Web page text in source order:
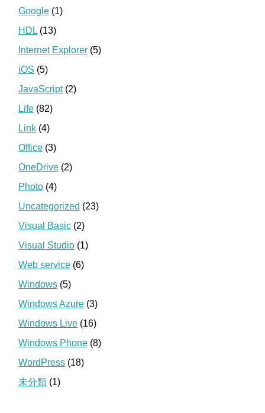
Google (1)
HDL (13)
Internet Explorer (5)
iOS (5)
JavaScript(2)
Life (82)
Link (4)
Office (3)
OneDrive (2)
Photo (4)
Uncategorized (23)
Visual Basic (2)
Visual Studio (1)
Web service (6)
Windows (5)
Windows Azure (3)
Windows Live (16)
Windows Phone (8)
WordPress (18)
未分類 (1)